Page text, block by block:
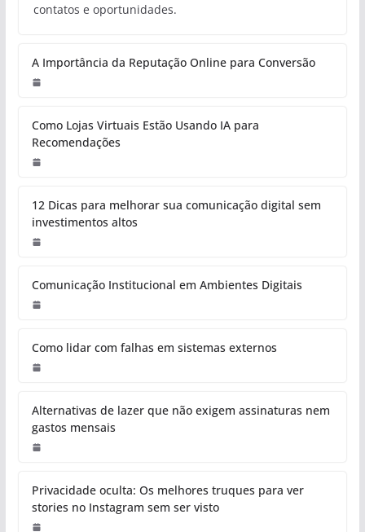
contatos e oportunidades.
A Importância da Reputação Online para Conversão
Como Lojas Virtuais Estão Usando IA para
Recomendações
12 Dicas para melhorar sua comunicação digital sem
investimentos altos
Comunicação Institucional em Ambientes Digitais
Como lidar com falhas em sistemas externos
Alternativas de lazer que não exigem assinaturas nem
gastos mensais
Privacidade oculta: Os melhores truques para ver
stories no Instagram sem ser visto